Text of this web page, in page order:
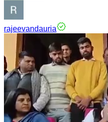
rajeevandauria